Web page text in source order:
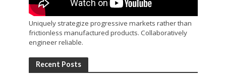
Uniquely strategize progressive markets rather than
frictionless manufactured products. Collaboratively
engineer reliable.
Recent Posts